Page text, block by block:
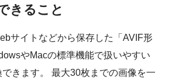
きること
サイトなどから保存した「AVIF形
やMacの標準機能で扱いやすい
できます。 最大30枚までの画像を一